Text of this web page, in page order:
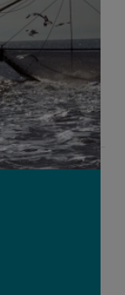
Vanaf januari
De